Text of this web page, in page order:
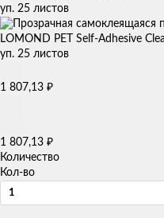
уп. 25 листов
1 807,13 ₽
1 807,13 ₽
Количество
Кол-во